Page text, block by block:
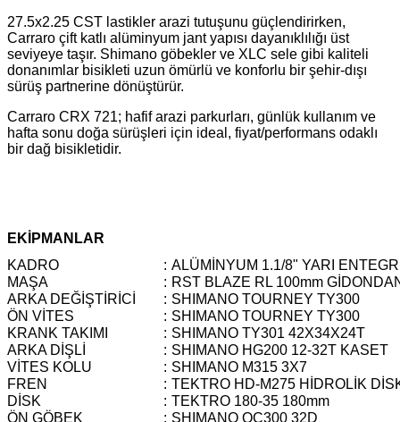
27.5x2.25 CST lastikler arazi tutuşunu güçlendirirken,
Carraro çift katlı alüminyum jant yapısı dayanıklılığı üst
seviyeye taşır. Shimano göbekler ve XLC sele gibi kaliteli
donanımlar bisikleti uzun ömürlü ve konforlu bir şehir-dışı
sürüş partnerine dönüştürür.
Carraro CRX 721; hafif arazi parkurları, günlük kullanım ve
hafta sonu doğa sürüşleri için ideal, fiyat/performans odaklı
bir dağ bisikletidir.
EKİPMANLAR
KADRO
: ALÜMİNYUM 1.1/8" YARI
MAŞA
: RST BLAZE RL 100mm
ARKA DEĞİŞTİRİCİ
: SHIMANO TOURNEY TY300
ÖN VİTES
: SHIMANO TOURNEY TY300
KRANK TAKIMI
: SHIMANO TY301 42X34X24T
ARKA DİŞLİ
: SHIMANO HG200 12-32T KASET
VİTES KOLU
: SHIMANO M315 3X7
FREN
: TEKTRO HD-M275 HİDROLİK
DİSK
: TEKTRO 180-35 180mm
ÖN GÖBEK
: SHIMANO QC300 32D